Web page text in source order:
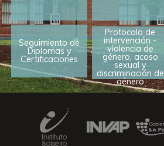
Seguimiento de
Diplomas y
Certificaciones
Protocolo de
intervención -
violencia de
género, acoso
sexual y
discriminación de
género